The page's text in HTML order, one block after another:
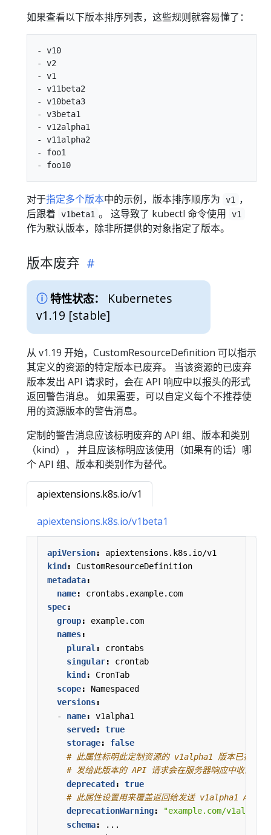
如果查看以下版本排序列表，这些规则就容易懂了：
- v10
- v2
- v1
- v11beta2
- v10beta3
- v3beta1
- v12alpha1
- v11alpha2
- foo1
对于指定多个版本中的示例，版本排序顺序为 v1
，
后跟着
v1beta1 。 这导致了 kubectl 命令使用 v1
作为默认版本，除非所提供的对象指定了版本。
版本废弃
特性状态：
Kubernetes
v1.19 [stable]
从 v1.19 开始，CustomResourceDefinition 可以指示
其定义的资源的特定版本已废弃。 当该资源的已废弃
版本发出 API 请求时，会在 API 响应中以报头的形式
返回警告消息。 如果需要，可以自定义每个不推荐使
用的资源版本的警告消息。
定制的警告消息应该标明废弃的 API 组、版本和类别
（kind）， 并且应该标明应该使用（如果有的话）哪
个 API 组、版本和类别作为替代。
apiextensions.k8s.io/v1
apiextensions.k8s.io/v1beta1
apiVersion:
apiextensions.k8s.io/v1
kind :
CustomResourceDefinition
metadata:
name:
crontabs.example.com
spec:
group:
example.com
names:
plural :
crontabs
singular:
crontab
kind :
CronTab
scope:
Namespaced
versions:
- name:
v1alpha1
served :
true
storage:
false
# 此属性标明此定制资源的 v1alpha1 版本已被弃用
# 发给此版本的 API 请求会在服务器响应中收到警告
deprecated:
true
# 此属性设置用来覆盖返回给发送 v1alpha1 API 请
deprecationWarning:
"example.com/
schema:
...